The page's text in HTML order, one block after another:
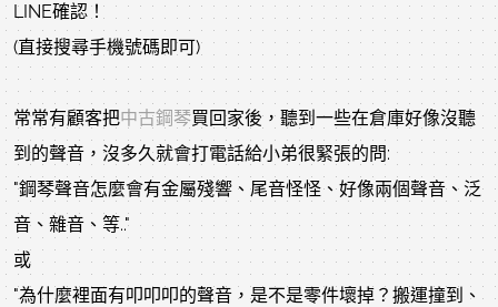
LINE確認！
(直接搜尋手機號碼即可)
常常有顧客把中古鋼琴買回家後，聽到一些在倉庫好像沒聽
到的聲音，沒多久就會打電話給小弟很緊張的問:
"鋼琴聲音怎麼會有金屬殘響、尾音怪怪、好像兩個聲音、泛
音、雜音、等.."
或
"為什麼裡面有叩叩叩的聲音，是不是零件壞掉？搬運撞到、